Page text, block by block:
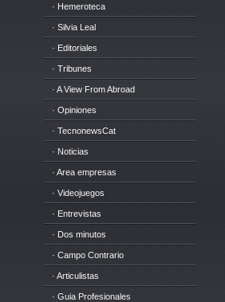
· Hemeroteca
· Silvia Leal
· Editoriales
· Tribunes
· A View From Abroad
· Opiniones
· TecnonewsCat
· Noticias
· Area empresas
· Videojuegos
· Entrevistas
· Dos minutos
· Campo Contrario
· Articulistas
· Guia Profesionales